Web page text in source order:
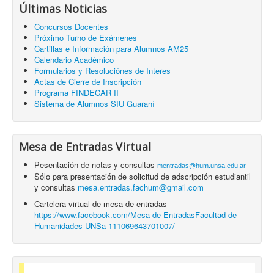
Últimas Noticias
Concursos Docentes
Próximo Turno de Exámenes
Cartillas e Información para Alumnos AM25
Calendario Académico
Formularios y Resoluciónes de Interes
Actas de Cierre de Inscripción
Programa FINDECAR II
Sistema de Alumnos SIU Guaraní
Mesa de Entradas Virtual
Pesentación de notas y consultas mentradas@hum.unsa.edu.ar
Sólo para presentación de solicitud de adscripción estudiantil
y consultas mesa.entradas.fachum@gmail.com
Cartelera virtual de mesa de entradas
https://www.facebook.com/Mesa-de-EntradasFacultad-de-
Humanidades-UNSa-111069643701007/